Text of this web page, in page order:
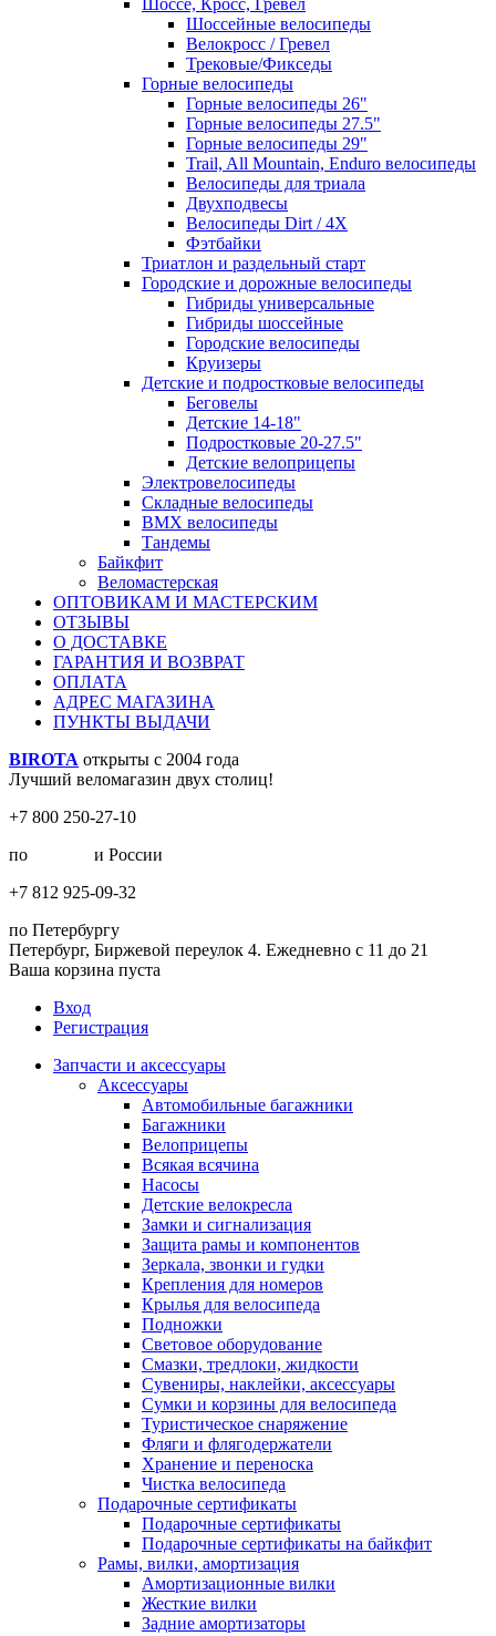
Шоссейные велосипеды
Велокросс / Гревел
Трековые/Фикседы
Горные велосипеды
Горные велосипеды 26"
Горные велосипеды 27.5"
Горные велосипеды 29"
Trail, All Mountain, Enduro велосипеды
Велосипеды для триала
Двухподвесы
Велосипеды Dirt / 4X
Фэтбайки
Триатлон и раздельный старт
Городские и дорожные велосипеды
Гибриды универсальные
Гибриды шоссейные
Городские велосипеды
Круизеры
Детские и подростковые велосипеды
Беговелы
Детские 14-18"
Подростковые 20-27.5"
Детские велоприцепы
Электровелосипеды
Складные велосипеды
BMX велосипеды
Тандемы
Байкфит
Веломастерская
ОПТОВИКАМ И МАСТЕРСКИМ
ОТЗЫВЫ
О ДОСТАВКЕ
ГАРАНТИЯ И ВОЗВРАТ
ОПЛАТА
АДРЕС МАГАЗИНА
ПУНКТЫ ВЫДАЧИ
BIROTA открыты с 2004 года
Лучший веломагазин двух столиц!
+7 800 250-27-10
по
и России
+7 812 925-09-32
по Петербургу
Петербург, Биржевой переулок 4. Ежедневно с 11 до 21
Ваша корзина пуста
Вход
Регистрация
Запчасти и аксессуары
Аксессуары
Автомобильные багажники
Багажники
Велоприцепы
Всякая всячина
Насосы
Детские велокресла
Замки и сигнализация
Защита рамы и компонентов
Зеркала, звонки и гудки
Крепления для номеров
Крылья для велосипеда
Подножки
Световое оборудование
Смазки, тредлоки, жидкости
Сувениры, наклейки, аксессуары
Сумки и корзины для велосипеда
Туристическое снаряжение
Фляги и флягодержатели
Хранение и переноска
Чистка велосипеда
Подарочные сертификаты
Подарочные сертификаты
Подарочные сертификаты на байкфит
Рамы, вилки, амортизация
Амортизационные вилки
Жесткие вилки
Задние амортизаторы